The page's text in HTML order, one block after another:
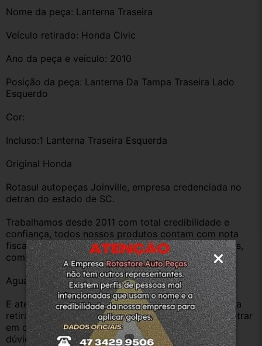
Nome da peça: Lanterna Traseira
Veículo retirado: Honda Civic
Ano da peça e veículo: 2010
Posição da peça: Lanterna Da Tampa Traseira Lado
Esquerdo
Cor:
Incluso:1 Lanterna Traseira Esquerda
Original Honda
Rotasul autopeças Joinville, empresa credenciada no
detran do estado de SC.
Trabalhamos desde 2011 com total credibilidade e
confiança, todos nossos produtos contam com nota
fiscal e procedência, nossas peças são todas usadas,
compramos Somente veículos baixado no Detran.
Aguardamos sua pergunta ou compra.
E atenderemos o quanto antes, caso o cliente prefira
retirar na nossa loja física também aceitamos, só entrar
em contato com a equipe Rotasul e tiramos suas
dúvidas.